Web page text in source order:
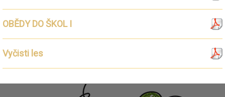
OBĚDY DO ŠKOL I
Vyčisti les